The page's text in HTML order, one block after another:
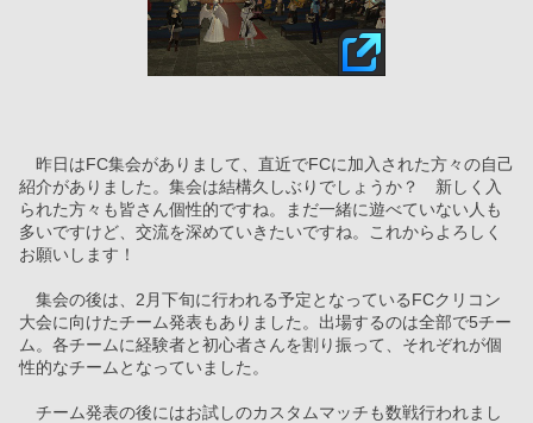
昨日はFC集会がありまして、直近でFCに加入された方々の自己
紹介がありました。集会は結構久しぶりでしょうか？　新しく入
られた方々も皆さん個性的ですね。まだ一緒に遊べていない人も
多いですけど、交流を深めていきたいですね。これからよろしく
お願いします！
集会の後は、2月下旬に行われる予定となっているFCクリコン
大会に向けたチーム発表もありました。出場するのは全部で5チー
ム。各チームに経験者と初心者さんを割り振って、それぞれが個
性的なチームとなっていました。
チーム発表の後にはお試しのカスタムマッチも数戦行われまし